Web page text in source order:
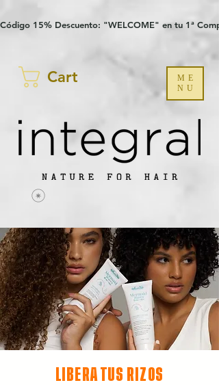
Código 15% Descuento: "WELCOME" en tu 1ª
Cart
ME
NU
LIBERA TUS RIZOS